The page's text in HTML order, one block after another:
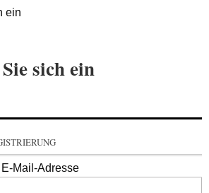
ein
sich ein
Mail-Adresse